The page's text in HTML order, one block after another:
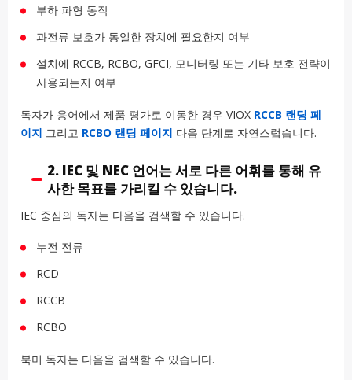
부하 파형 동작
과전류 보호가 동일한 장치에 필요한지 여부
설치에 RCCB, RCBO, GFCI, 모니터링 또는 기타 보호 전략이
사용되는지 여부
독자가 용어에서 제품 평가로 이동한 경우 VIOX RCCB 랜딩 페
이지 그리고 RCBO 랜딩 페이지 다음 단계로 자연스럽습니다.
2. IEC 및 NEC 언어는 서로 다른 어휘를 통해 유
사한 목표를 가리킬 수 있습니다.
IEC 중심의 독자는 다음을 검색할 수 있습니다.
누전 전류
RCD
RCCB
RCBO
북미 독자는 다음을 검색할 수 있습니다.